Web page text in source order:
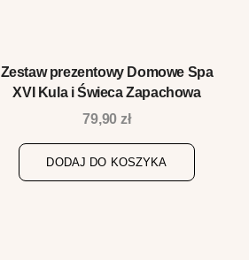
Zestaw prezentowy Domowe Spa
XVI Kula i Świeca Zapachowa
79,90zł
DODAJ DO KOSZYKA